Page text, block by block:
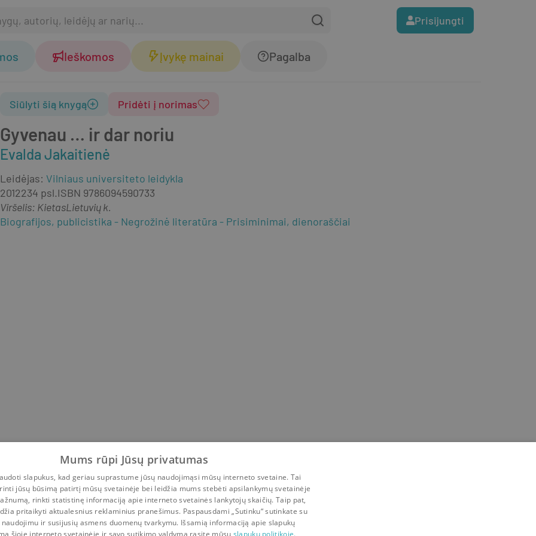
Prisijungti
Ieškomos Įvykę mainai Pagalba
Gyvenau … ir dar noriu
Evalda Jakaitienė
Siūlyti šią knygą Pridėti į norimas
Leidėjas: Vilniaus universiteto leidykla
2012234 psl.ISBN 9786094590733
Viršelis: KietasLietuvių k.
Biografijos, publicistika
Negrožinė literatūra Prisiminimai, dienoraščiai
Mums rūpi Jūsų privatumas
slapukus, kad geriau suprastume jūsų naudojimąsi mūsų interneto svetaine. Tai
jūsų būsimą patirtį mūsų svetainėje bei leidžia mums stebėti apsilankymų svetainėje
rinkti statistinę informaciją apie interneto svetainės lankytojų skaičių. Taip pat,
pritaikyti aktualesnius reklaminius pranešimus. Paspausdami „Sutinku“ sutinkate su
ir susijusių asmens duomenų tvarkymu. Išsamią informaciją apie slapukų
šioje interneto svetainėje ir savo sutikimo valdymą rasite mūsų slapukų politikoje.